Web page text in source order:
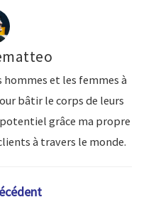
hommes et les femmes à
bâtir le corps de leurs
grâce ma propre
à travers le monde.